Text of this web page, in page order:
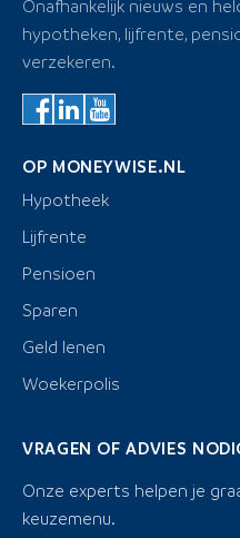
Onafhankelijk nieuws en
hypotheken, lijfrente,
verzekeren.
OP MONEYWISE.NL
Hypotheek
Lijfrente
Pensioen
Sparen
Geld lenen
Woekerpolis
VRAGEN OF ADVIES
Onze experts helpen je
keuzemenu.